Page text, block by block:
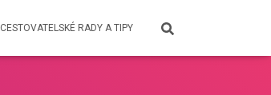
CESTOVATELSKÉ RADY A TIPY